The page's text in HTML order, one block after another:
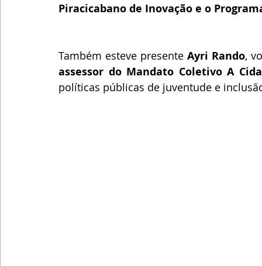
Piracicabano de Inovação e o
Também esteve presente Ayri Rando,
assessor do Mandato Coletivo A
políticas públicas de juventude e